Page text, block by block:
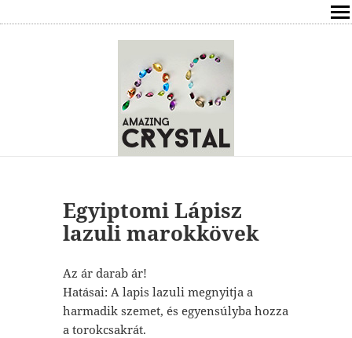
ÍRÁSOK
ÁSVÁNYOK HATÁSAI
ELÉRHETŐSÉG
ONLINE GYÓGYÍTÁS,TANÁCSADÁS
VÁSÁRLÁS / KOSÁR
Egyiptomi Lápisz
lazuli marokkövek
Az ár darab ár!
Hatásai: A lapis lazuli megnyitja a
harmadik szemet, és egyensúlyba hozza
a torokcsakrát.